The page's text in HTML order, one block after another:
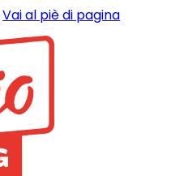
Vai al piè di pagina